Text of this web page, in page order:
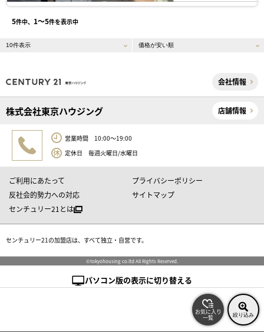
5件中、 1〜5件を表示中
会社情報
株式会社東京ハウジング 店舗情報
営業時間 10:00～19:00
定休日 毎週火曜日/水曜日
ご利用にあたって
プライバシーポリシー
反社会的勢力への対応
サイトマップ
センチュリー21とは
センチュリー21の加盟店は、すべて独立・自営です。
©tokyohousing co.ltd All Rights Reserved.
パソコン版の表示に切り替える
お気に入り
一覧 絞り込み